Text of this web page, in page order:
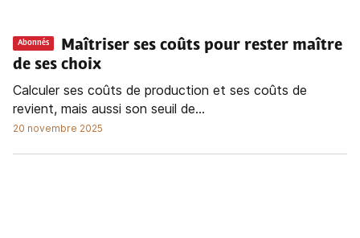
Abonnés
Maîtriser ses coûts pour rester maître
de ses choix
Calculer ses coûts de production et ses coûts de
revient, mais aussi son seuil de...
20 novembre 2025